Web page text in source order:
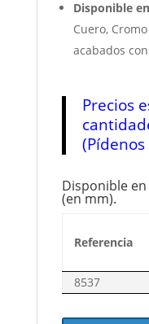
Disponible
Cuero,
acabados
Precios
Disponible
(en mm).
Referencia
8537